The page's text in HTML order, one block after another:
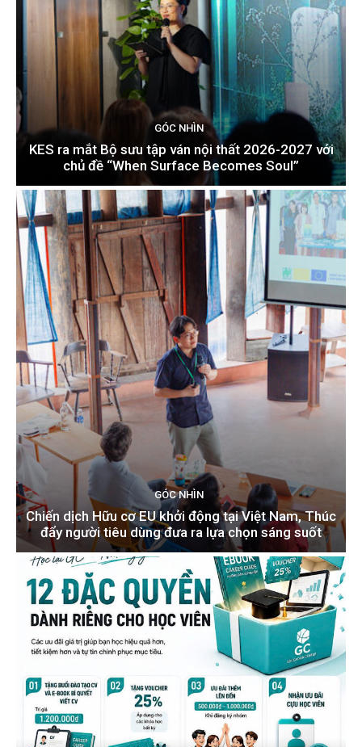
GÓC NHÌN
KES ra mắt Bộ sưu tập ván nội thất 2026-2027 với
chủ đề “When Surface Becomes Soul”
GÓC NHÌN
Chiến dịch Hữu cơ EU khởi động tại Việt Nam, Thúc
đẩy người tiêu dùng đưa ra lựa chọn sáng suốt